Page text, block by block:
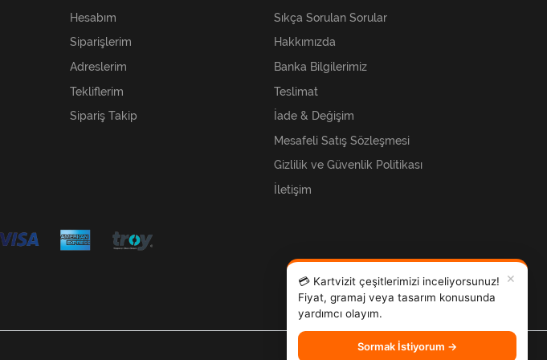
Hesabım
Siparişlerim
Adreslerim
Tekliflerim
Sipariş Takip
Sıkça Sorulan Sorular
Hakkımızda
Banka Bilgilerimiz
Teslimat
İade & Değişim
Mesafeli Satış Sözleşmesi
Gizlilik ve Güvenlik Politikası
İletişim
✕
💳 Kartvizit çeşitlerimizi inceliyorsunuz!
Fiyat, gramaj veya tasarım konusunda
yardımcı olayım.
Sormak İstiyorum →